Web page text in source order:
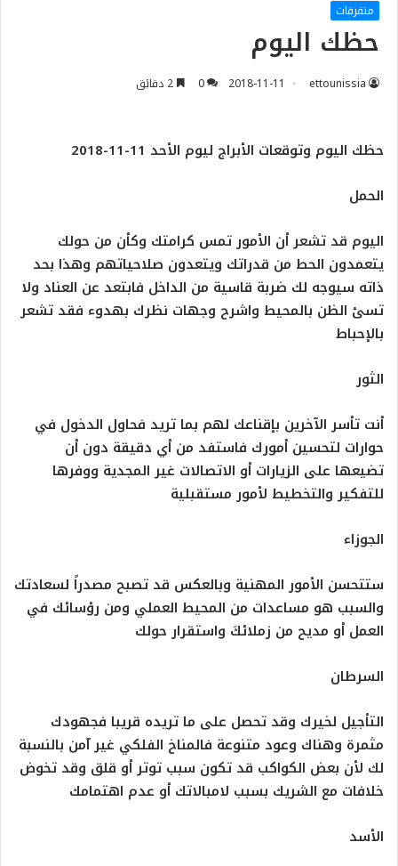
متفرقات
حظك اليوم
ettounissia
2018-11-11
0
حظك اليوم وتوقعات الأبراج ليوم الأحد 11-11-2018
الحمل
اليوم قد تشعر أن الأمور تمس كرامتك وكأن من حولك
يتعمدون الحط من قدراتك ويتعدون صلاحياتهم وهذا بحد
ذاته سيوجه لك ضربة قاسية من الداخل فابتعد عن العناد ولا
تسئ الظن بالمحيط واشرح وجهات نظرك بهدوء فقد تشعر
بالإحباط
الثور
أنت تأسر الآخرين بإقناعك لهم بما تريد فحاول الدخول في
حوارات لتحسين أمورك فاستفد من أي دقيقة دون أن
تضيعها على الزيارات أو الاتصالات غير المجدية ووفرها
للتفكير والتخطيط لأمور مستقبلية
الجوزاء
ستتحسن الأمور المهنية وبالعكس قد تصبح مصدراً لسعادتك
والسبب هو مساعدات من المحيط العملي ومن رؤسائك في
العمل أو مديح من زملائكَ واستقرار حولك
السرطان
التأجيل لخيرك وقد تحصل على ما تريده قريبا فجهودك
مثمرة وهناك وعود متنوعة فالمناخ الفلكي غير آمن بالنسبة
لك لأن بعض الكواكب قد تكون سبب توتر أو قلق وقد تخوض
خلافات مع الشريك بسبب لامبالاتك أو عدم اهتمامك
الأسد